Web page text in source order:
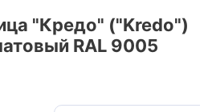
"Кредо" ("Kredo")
RAL 9005